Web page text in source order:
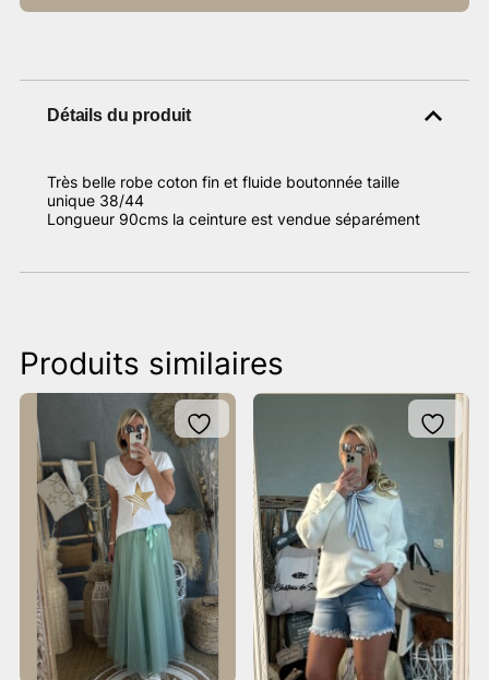
Détails du produit
Très belle robe coton fin et fluide boutonnée taille
unique 38/44
Longueur 90cms la ceinture est vendue séparément
Produits similaires